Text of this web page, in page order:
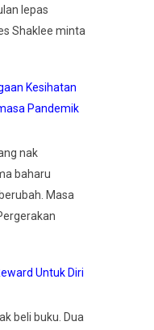
lepas
Shaklee minta
Kesihatan
Pandemik
nak
baharu
Masa
Untuk Diri
beli buku. Dua